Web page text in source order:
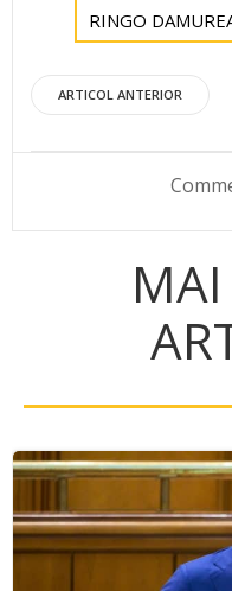
RINGO
Post
ARTICOL ANTERIOR